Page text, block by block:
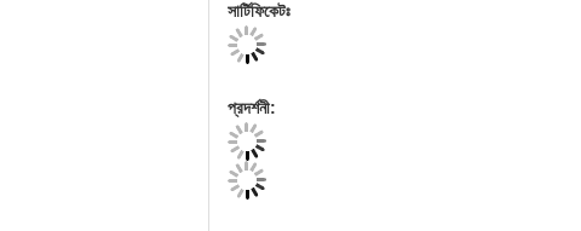
সার্টিফিকেটঃ
প্রদর্শনী: